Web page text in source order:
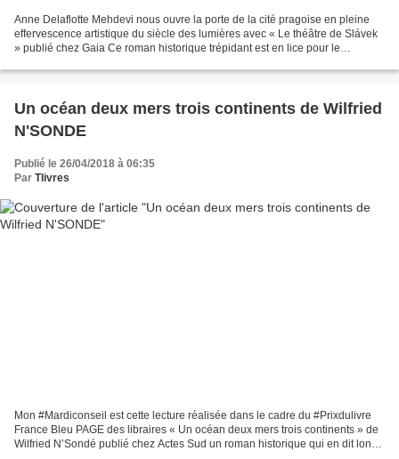
Anne Delaflotte Mehdevi nous ouvre la porte de la cité pragoise en pleine
effervescence artistique du siècle des lumières avec « Le théâtre de Slávek
» publié chez Gaia Ce roman historique trépidant est en lice pour le
Un océan deux mers trois continents de Wilfried
N'SONDE
Publié le 26/04/2018 à 06:35
Par Tlivres
Mon #Mardiconseil est cette lecture réalisée dans le cadre du #Prixdulivre
France Bleu PAGE des libraires « Un océan deux mers trois continents » de
Wilfried N’Sondé publié chez Actes Sud un roman historique qui en dit long